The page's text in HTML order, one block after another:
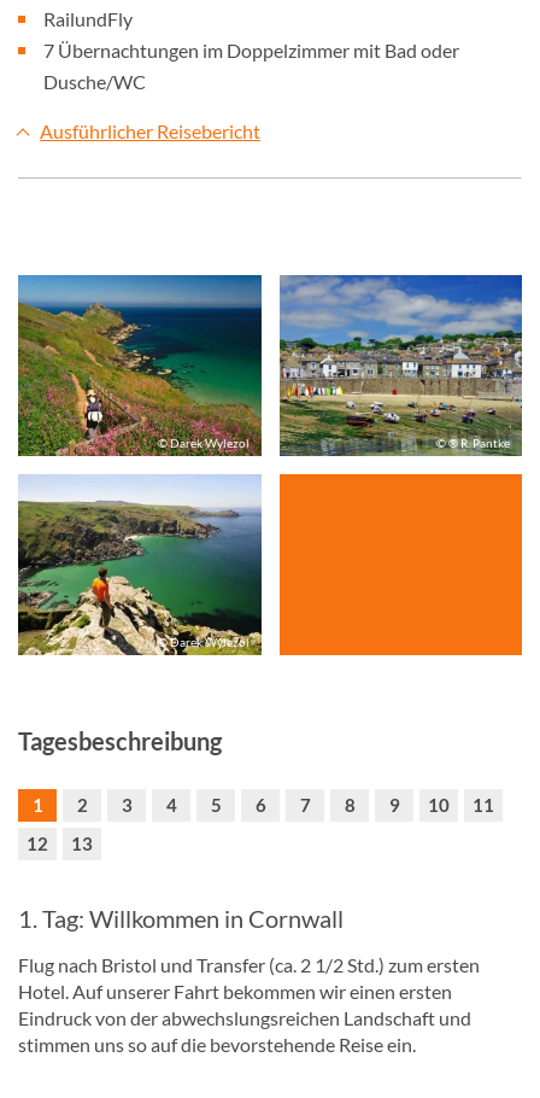
RailundFly
7 Übernachtungen im Doppelzimmer mit Bad oder
Dusche/WC
Ausführlicher Reisebericht
© Darek Wylezol © ® R. Pantke
© Darek Wylezol
Tagesbeschreibung
1 2 3 4 5 6 7 8 9 10
11
12
13
1. Tag: Willkommen in Cornwall
Flug nach Bristol und Transfer (ca. 2 1/2 Std.) zum ersten
Hotel. Auf unserer Fahrt bekommen wir einen ersten
Eindruck von der abwechslungsreichen Landschaft und
stimmen uns so auf die bevorstehende Reise ein.